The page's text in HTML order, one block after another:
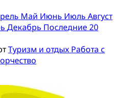
Май Июнь Июль Август
Декабрь Последние 20
Туризм и отдых Работа с